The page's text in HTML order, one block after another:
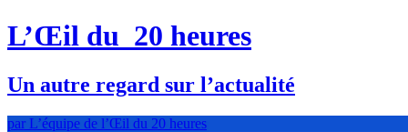
L’Œil du 20 heures
Un autre regard sur l’actualité
par L’équipe de l’Œil du 20 heures